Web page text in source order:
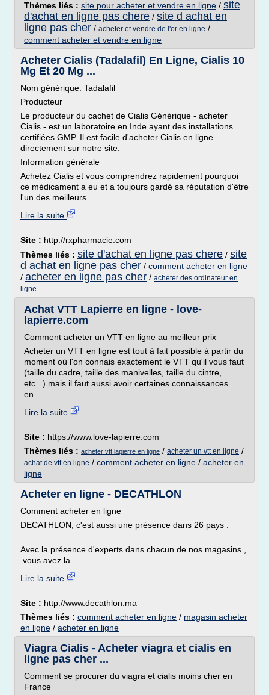
Thèmes liés : site pour acheter et vendre en ligne / site
d'achat en ligne pas chere / site d achat en
ligne pas cher / acheter et vendre de l'or en ligne /
comment acheter et vendre en ligne
Acheter Cialis (Tadalafil) En Ligne, Cialis 10
Mg Et 20 Mg ...
Nom générique: Tadalafil
Producteur
Le producteur du cachet de Cialis Générique - acheter
Cialis - est un laboratoire en Inde ayant des installations
certifiées GMP. Il est facile d'acheter Cialis en ligne
directement sur notre site.
Information générale
Achetez Cialis et vous comprendrez rapidement pourquoi
ce médicament a eu et a toujours gardé sa réputation d'être
l'un des meilleurs...
Lire la suite
Site : http://rxpharmacie.com
Thèmes liés : site d'achat en ligne pas chere / site
d achat en ligne pas cher / comment acheter en ligne
/ acheter en ligne pas cher / acheter des ordinateur en
ligne
Achat VTT Lapierre en ligne - love-
lapierre.com
Comment acheter un VTT en ligne au meilleur prix
Acheter un VTT en ligne est tout à fait possible à partir du
moment où l'on connais exactement le VTT qu'il vous faut
(taille du cadre, taille des manivelles, taille du cintre,
etc...) mais il faut aussi avoir certaines connaissances
en...
Lire la suite
Site : https://www.love-lapierre.com
Thèmes liés : acheter vtt lapierre en ligne / acheter un vtt en ligne /
achat de vtt en ligne / comment acheter en ligne / acheter en
ligne
Acheter en ligne - DECATHLON
Comment acheter en ligne
DECATHLON, c'est aussi une présence dans 26 pays :
Avec la présence d'experts dans chacun de nos magasins ,
vous avez la...
Lire la suite
Site : http://www.decathlon.ma
Thèmes liés : comment acheter en ligne / magasin acheter
en ligne / acheter en ligne
Viagra Cialis - Acheter viagra et cialis en
ligne pas cher ...
Comment se procurer du viagra et cialis moins cher en
France